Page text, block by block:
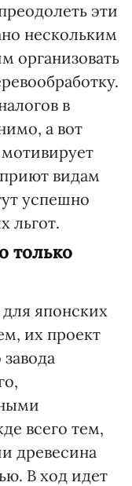
эти
нескольким
организовать
в
а вот
приют видам
успешно
льгот.
только
японских
их проект
всего тем,
древесина
В ход идет